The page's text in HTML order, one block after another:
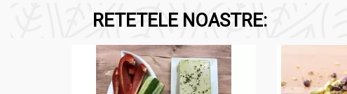
RETETELE NOASTRE: